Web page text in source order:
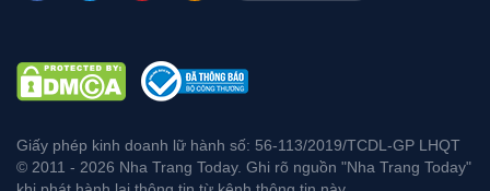
Giấy phép kinh doanh lữ hành số: 56-113/2019/TCDL-GP LHQT
© 2011 - 2026 Nha Trang Today. Ghi rõ nguồn "Nha Trang Today"